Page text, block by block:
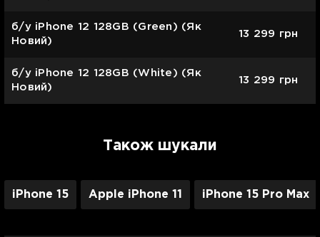
б/у iPhone 12 128GB (Green) (Як
Новий)
13 299 грн
б/у iPhone 12 128GB (White) (Як
Новий)
13 299 грн
Також шукали
iPhone 15 Apple iPhone 11 iPhone 15 Pro Max